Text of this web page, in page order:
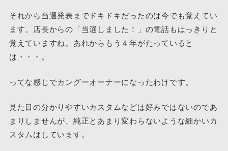
それから当選発表までドキドキだったのは今でも覚えてい
ます。店長からの「当選しました！」の電話もはっきりと
覚えていますね。あれからもう４年がたっていると
は・・・。
ってな感じでカングーオーナーになったわけです。
見た目の分かりやすいカスタムなどは好みではないのであ
まりしませんが、純正とあまり変わらないような細かいカ
スタムはしています。